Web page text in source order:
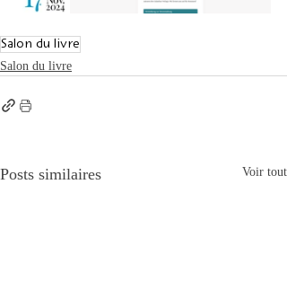
Salon du livre
Salon du livre
Posts similaires Voir tout